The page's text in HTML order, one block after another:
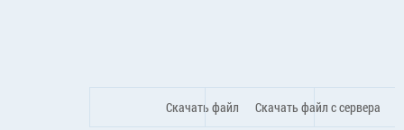
Скачать файл Скачать файл с сервера